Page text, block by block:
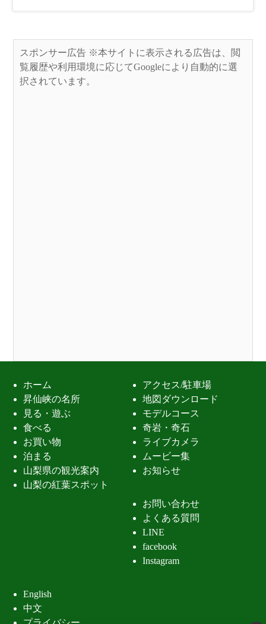
スポンサー広告 ※本サイトに表示される広告は、閲
覧履歴や利用環境に応じてGoogleにより自動的に選
択されています。
ホーム
昇仙峡の名所
見る・遊ぶ
食べる
お買い物
泊まる
山梨県の観光案内
山梨の紅葉スポット
アクセス/駐車場
地図ダウンロード
モデルコース
奇岩・奇石
ライブカメラ
ムービー集
お知らせ
お問い合わせ
よくある質問
LINE
facebook
Instagram
English
中文